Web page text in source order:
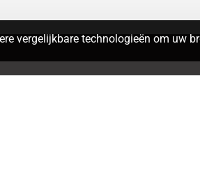
vergelijkbare technologieën om uw